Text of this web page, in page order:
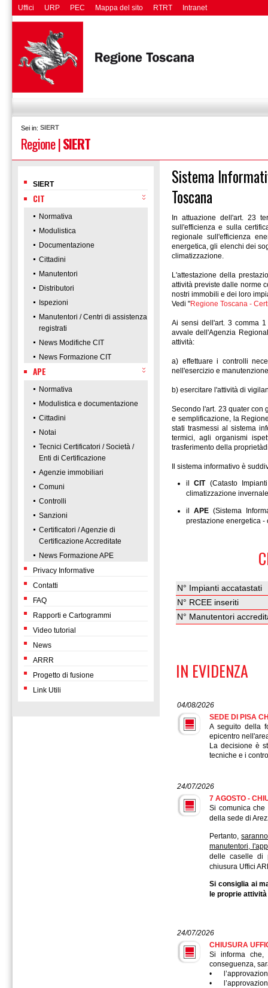
Uffici URP PEC Mappa del sito RTRT Intranet
Sei in: SIERT
Regione|SIERT
SIERT
CIT
Normativa
Modulistica
Documentazione
Cittadini
Manutentori
Distributori
Ispezioni
Manutentori / Centri di assistenza
registrati
News Modifiche CIT
News Formazione CIT
APE
Normativa
Modulistica e documentazione
Cittadini
Notai
Tecnici Certificatori / Società /
Enti di Certificazione
Agenzie immobiliari
Comuni
Controlli
Sanzioni
Certificatori / Agenzie di
Certificazione Accreditate
News Formazione APE
Privacy Informative
Contatti
FAQ
Rapporti e Cartogrammi
Video tutorial
News
ARRR
Progetto di fusione
Link Utili
Sistema
Toscana
In attuazione dell'art. 23
sull'efficienza e sulla
regionale sull'efficienza
energetica, gli elenchi dei
climatizzazione.
L'attestazione della
attività previste dalle norme
nostri immobili e dei loro
Vedi "Regione Toscana -
Ai sensi dell'art. 3 comma
avvale dell'Agenzia
attività:
a) effettuare i controlli
nell'esercizio e
b) esercitare l'attività di
Secondo l'art. 23 quater con
e semplificazione, la
stati trasmessi al sistema
termici, agli organismi
trasferimento della
Il sistema informativo è
ilCIT(Catasto
climatizzazione
il APE(Sistema
prestazione energetica
N° Impianti accatastati
N° RCEE inseriti
N° Manutentori
IN EVIDENZA
04/08/2026
SEDE DI PISA
A seguito della
epicentro
La decisione è
tecniche e i
24/07/2026
7 AGOSTO -
Si comunica
della sede di
Pertanto,
manutentori,
delle caselle di
chiusura Uffici
Si consiglia ai
le proprie
24/07/2026
CHIUSURA
Si informa che,
conseguenza,
•
•